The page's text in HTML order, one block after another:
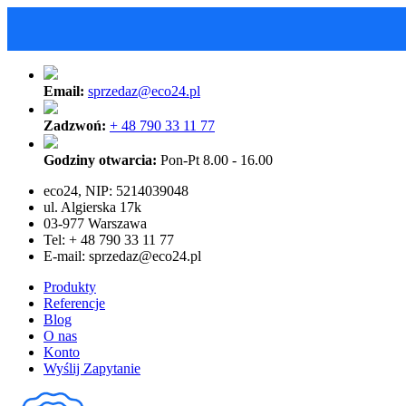
Email: sprzedaz@eco24.pl
Zadzwoń: + 48 790 33 11 77
Godziny otwarcia: Pon-Pt 8.00 - 16.00
eco24, NIP: 5214039048
ul. Algierska 17k
03-977 Warszawa
Tel: + 48 790 33 11 77
E-mail: sprzedaz@eco24.pl
Produkty
Referencje
Blog
O nas
Konto
Wyślij Zapytanie